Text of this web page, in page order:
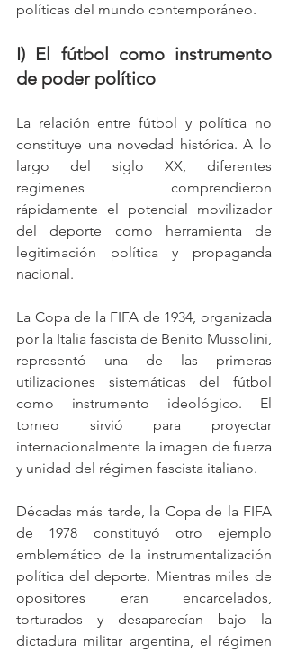
políticas del mundo contemporáneo.
I) El fútbol como instrumento
de poder político
La relación entre fútbol y política no
constituye una novedad histórica. A lo
largo del siglo XX, diferentes
regímenes comprendieron
rápidamente el potencial movilizador
del deporte como herramienta de
legitimación política y propaganda
nacional.
La Copa de la FIFA de 1934, organizada
por la Italia fascista de Benito Mussolini,
representó una de las primeras
utilizaciones sistemáticas del fútbol
como instrumento ideológico. El
torneo sirvió para proyectar
internacionalmente la imagen de fuerza
y unidad del régimen fascista italiano.
Décadas más tarde, la Copa de la FIFA
de 1978 constituyó otro ejemplo
emblemático de la instrumentalización
política del deporte. Mientras miles de
opositores eran encarcelados,
torturados y desaparecían bajo la
dictadura militar argentina, el régimen